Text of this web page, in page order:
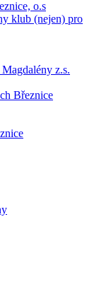
o.s
klub (nejen) pro
z.s.
Březnice